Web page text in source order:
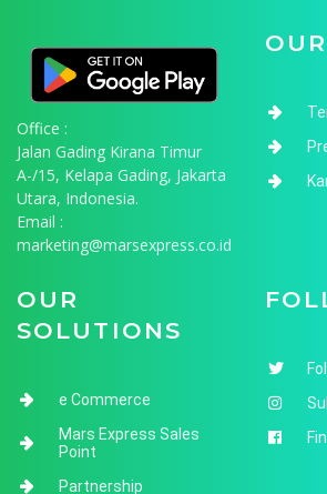
Office :
Jalan Gading Kirana Timur
A-/15, Kelapa Gading, Jakarta
Utara, Indonesia.
Email :
marketing@marsexpress.co.id
OUR
SOLUTIONS
e Commerce
Mars Express Sales
Point
Partnership